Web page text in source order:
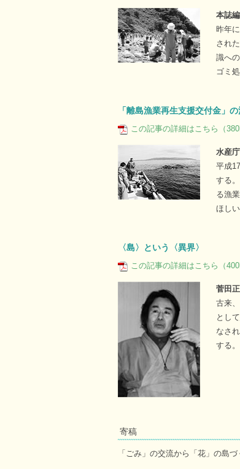
本誌
昨年
され
識へ
ゴミ
「離島漁業再生支援交付金」
この記事の詳細はこちら（
水産
平成
する
る漁
ほしい
〈島〉という〈異界〉
この記事の詳細はこちら（
菅田
古来
とし
なさ
する。
寄稿
「ごみ」の交流から「花」の島づ